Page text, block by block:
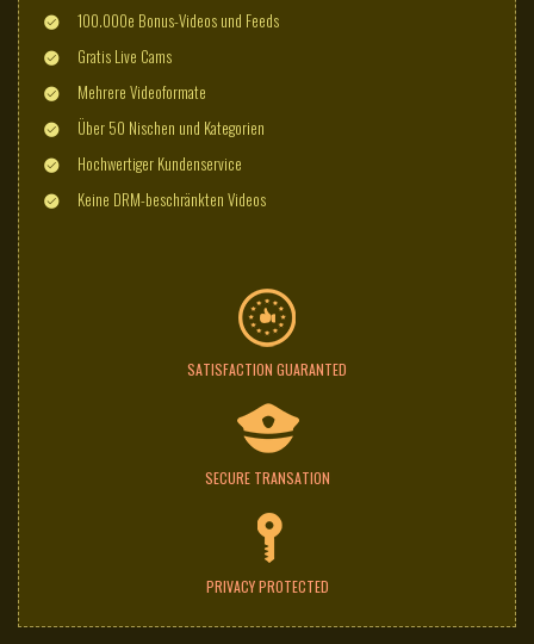
100.000e Bonus-Videos und Feeds
Gratis Live Cams
Mehrere Videoformate
Über 50 Nischen und Kategorien
Hochwertiger Kundenservice
Keine DRM-beschränkten Videos
SATISFACTION GUARANTED
SECURE TRANSATION
PRIVACY PROTECTED